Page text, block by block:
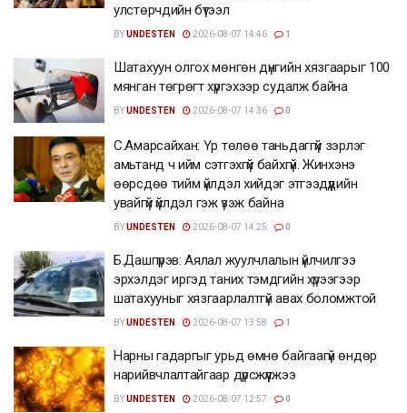
улстөрчдийн бүтээл
BYUNDESTEN 2026-08-07 14:46 1
Шатахуун олгох мөнгөн дүнгийн хязгаарыг 100
мянган төгрөгт хүргэхээр судалж байна
BYUNDESTEN 2026-08-07 14:36 0
С.Амарсайхан: Үр төлөө таньдаггүй зэрлэг
амьтанд ч ийм сэтгэхгүй байхгүй. Жинхэнэ
өөрсдөө тийм үйлдэл хийдэг этгээдүүдийн
увайгүй үйлдэл гэж үзэж байна
BYUNDESTEN 2026-08-07 14:25 0
Б.Дашпүрэв: Аялал жуулчлалын үйлчилгээ
эрхэлдэг иргэд таних тэмдгийн хүрээгээр
шатахууныг хязгаарлалтгүй авах боломжтой
BYUNDESTEN 2026-08-07 13:58 1
Нарны гадаргыг урьд өмнө байгаагүй өндөр
нарийвчлалтайгаар дүрсжүүлжээ
BYUNDESTEN 2026-08-07 12:57 0